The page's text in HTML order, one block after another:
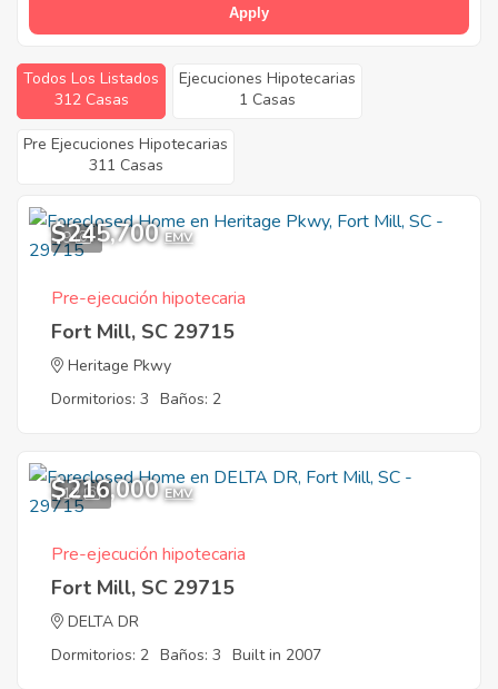
Apply
Todos Los Listados
312 Casas
Ejecuciones Hipotecarias
1 Casas
Pre Ejecuciones Hipotecarias
311 Casas
9
$245,700 EMV
Pre-ejecución hipotecaria
Fort Mill, SC 29715
Heritage Pkwy
Dormitorios: 3 Baños: 2
12
$216,000 EMV
Pre-ejecución hipotecaria
Fort Mill, SC 29715
DELTA DR
Dormitorios: 2 Baños: 3 Built in 2007